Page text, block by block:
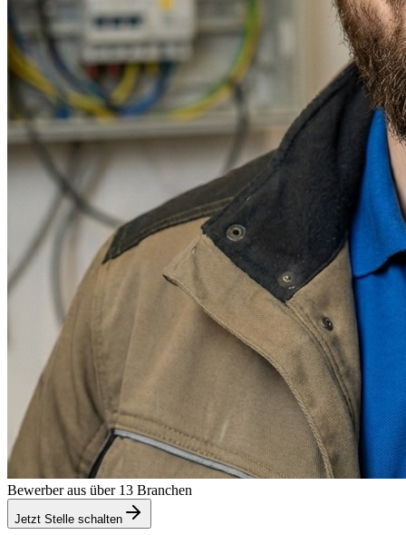
Bewerber aus über 13 Branchen
Jetzt Stelle schalten